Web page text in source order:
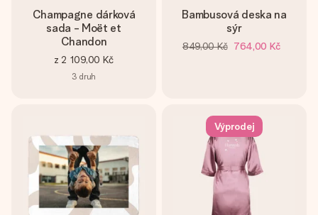
Champagne dárková
sada - Moët et
Chandon
z 2 109,00 Kč
3 druh
Bambusová deska na
sýr
849,00 Kč 764,00 Kč
Výprodej